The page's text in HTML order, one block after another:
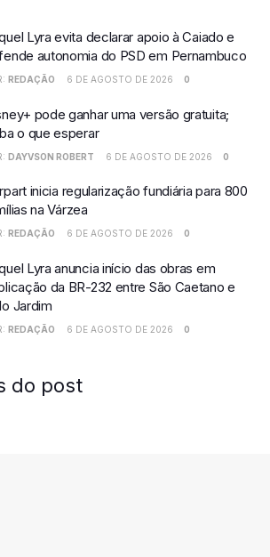
Lyra evita declarar apoio à Caiado e
autonomia do PSD em Pernambuco
REDAÇÃO 6 DE AGOSTO DE 2026 0
pode ganhar uma versão gratuita;
o que esperar
DAYVSON ROBERT 6 DE AGOSTO DE 2026 0
inicia regularização fundiária para 800
na Várzea
REDAÇÃO 6 DE AGOSTO DE 2026 0
Lyra anuncia início das obras em
da BR-232 entre São Caetano e
Jardim
REDAÇÃO 6 DE AGOSTO DE 2026 0
do post